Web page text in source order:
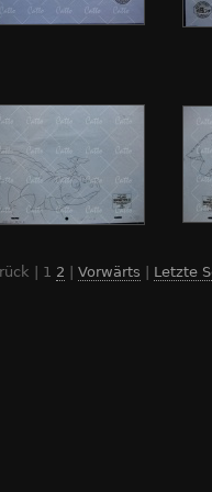
| 1 2 Vorwärts Letzte